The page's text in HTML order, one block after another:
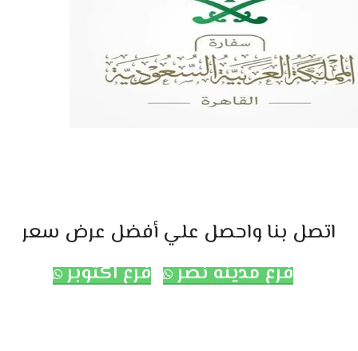
اتصل بنا واحصل علي أفضل عرض سعر
فرع مدينه نصر
فرع اكتوبر